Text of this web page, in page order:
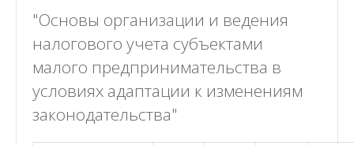
"Основы организации и ведения
налогового учета субъектами
малого предпринимательства в
условиях адаптации к изменениям
законодательства"